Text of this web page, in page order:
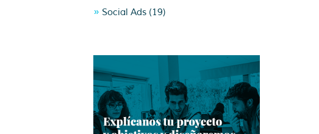
Social Ads (19)